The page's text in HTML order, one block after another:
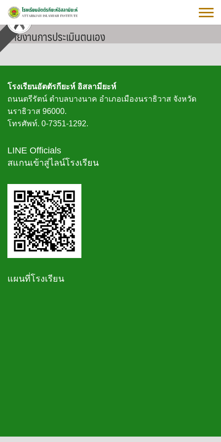
Skip
content
รายงานการประเมินตนเอง
โรงเรียนอัตตัรกียะห์ อิสลามียะห์
ถนนตรีรัตน์ ตำบลบางนาค อำเภอเมืองนราธิวาส จังหวัด
นราธิวาส 96000.
โทรศัพท์. 0-7351-1292.
LINE Officials
สแกนเข้าสู่ไลน์โรงเรียน
แผนที่โรงเรียน